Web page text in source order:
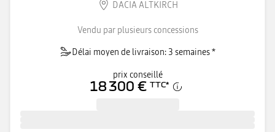
DACIA ALTKIRCH
Vendu par plusieurs concessions
Délai moyen de livraison: 3 semaines *
prix conseillé
18 300 € TTC*